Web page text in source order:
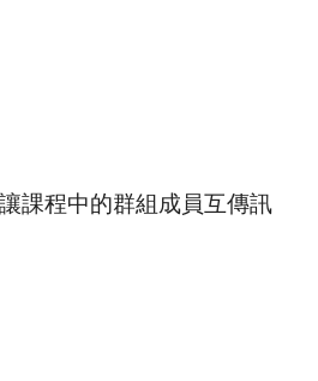
課程中的群組成員互傳訊